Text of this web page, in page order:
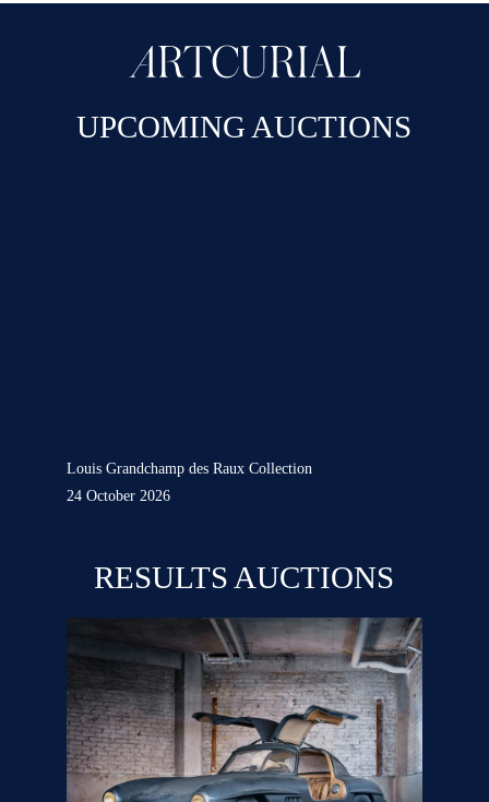
UPCOMING AUCTIONS
Louis Grandchamp des Raux Collection
24 October 2026
RESULTS AUCTIONS